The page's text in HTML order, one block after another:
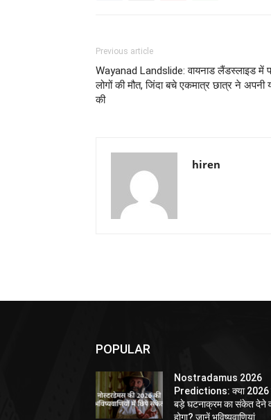
Previous article
Wayanad Landslide: वायनाड लैंडस्लाइड में
लोगों की मौत, जिंदा बचे एकमात्र छात्र ने अपनी
की
hiren
POPULAR
Nostradamus 2026
Predictions: क्या 2026
बड़े घटनाक्रम का संकेत देने
होगा? जानें भविष्यवाणियां